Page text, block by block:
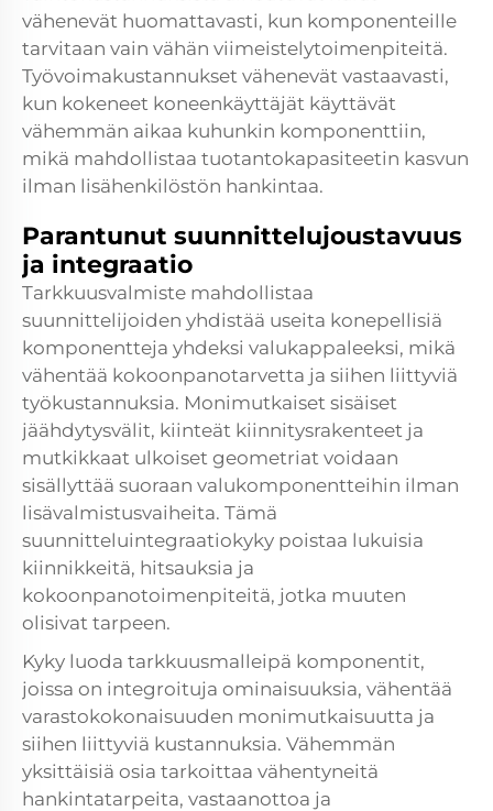
vähenevät huomattavasti, kun komponenteille
tarvitaan vain vähän viimeistelytoimenpiteitä.
Työvoimakustannukset vähenevät vastaavasti,
kun kokeneet koneenkäyttäjät käyttävät
vähemmän aikaa kuhunkin komponenttiin,
mikä mahdollistaa tuotantokapasiteetin kasvun
ilman lisähenkilöstön hankintaa.
Parantunut suunnittelujoustavuus
ja integraatio
Tarkkuusvalmiste mahdollistaa
suunnittelijoiden yhdistää useita konepellisiä
komponentteja yhdeksi valukappaleeksi, mikä
vähentää kokoonpanotarvetta ja siihen liittyviä
työkustannuksia. Monimutkaiset sisäiset
jäähdytysvälit, kiinteät kiinnitysrakenteet ja
mutkikkaat ulkoiset geometriat voidaan
sisällyttää suoraan valukomponentteihin ilman
lisävalmistusvaiheita. Tämä
suunnitteluintegraatiokyky poistaa lukuisia
kiinnikkeitä, hitsauksia ja
kokoonpanotoimenpiteitä, jotka muuten
olisivat tarpeen.
Kyky luoda tarkkuusmalleipä komponentit,
joissa on integroituja ominaisuuksia, vähentää
varastokokonaisuuden monimutkaisuutta ja
siihen liittyviä kustannuksia. Vähemmän
yksittäisiä osia tarkoittaa vähentyneitä
hankintatarpeita, vastaanottoa ja